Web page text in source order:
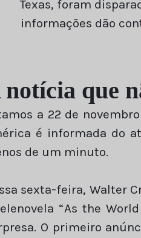
Texas, foram
informações dão
notícia que
a 22 de
é informada do
de um minuto.
sexta-feira, Walter
“As the
O primeiro